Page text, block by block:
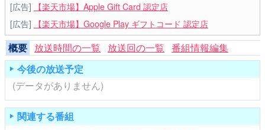
[広告]
【楽天市場】Apple Gift Card 認定店
[広告]
【楽天市場】Google Play ギフトコード 認定店
概要 放送時間の一覧 放送回の一覧 番組情報編集
今後の放送予定
(データがありません)
関連する番組